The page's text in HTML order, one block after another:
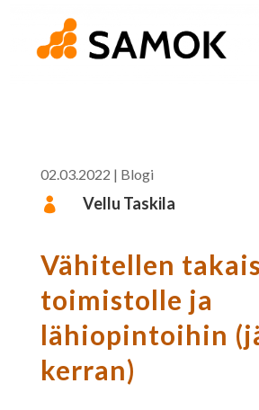
02.03.2022 | Blogi
 Vellu Taskila
Vähitellen
toimistolle ja
lähiopintoihin
kerran)